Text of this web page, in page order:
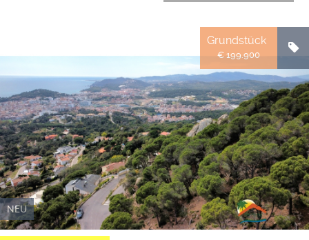
NEU
Grundstück
€ 199.900